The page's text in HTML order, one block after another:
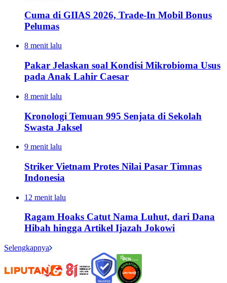
Cuma di GIIAS 2026, Trade-In Mobil Bonus
Pelumas
8 menit lalu
Pakar Jelaskan soal Kondisi Mikrobioma Usus
pada Anak Lahir Caesar
8 menit lalu
Kronologi Temuan 995 Senjata di Sekolah
Swasta Jaksel
9 menit lalu
Striker Vietnam Protes Nilai Pasar Timnas
Indonesia
12 menit lalu
Ragam Hoaks Catut Nama Luhut, dari Dana
Hibah hingga Artikel Ijazah Jokowi
Selengkapnya